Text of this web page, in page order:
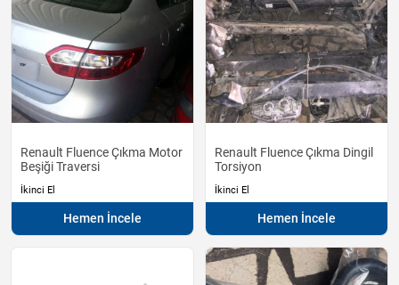
Renault Fluence Çıkma Motor
Beşiği Traversi
İkinci El
Hemen İncele
Renault Fluence Çıkma Dingil
Torsiyon
İkinci El
Hemen İncele